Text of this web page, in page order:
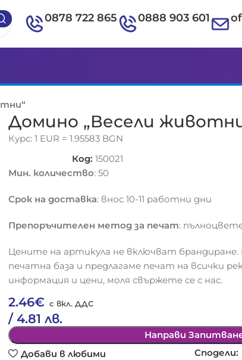
0878 722 865 0888 903 601
Домино „Весели
Курс: 1 EUR = 1.95583 BGN
Код: 150021
Мин. количество: 50
Срок на доставка: внос 10-11 работни дни
Препоръчителен метод за печат:
Цените на артикула не включват брандиране.
печатна база и предлагаме печат на всички
информация и цени, моля свържете се с нас.
2.46€
/ 4.81 лв.
Направи
Добави в любими
Сподели: